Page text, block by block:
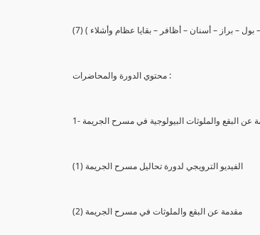
بول – براز – أسنان – أظافر – بقايا عظام وأشلاء )
محتوي الدورة والمحاضرات :
عن البقع والملوثات البيولوجية في مسرح الجريمة
(1) الفيديو الترويجي لدورة تحاليل مسرح الجريمة
(2) مقدمة عن البقع والملوثات في مسرح الجريمة